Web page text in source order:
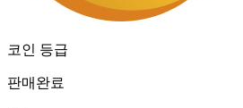
코인 등급
판매완료